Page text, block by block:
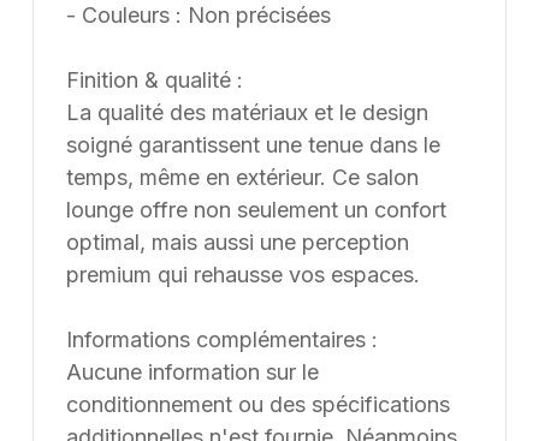
- Couleurs : Non précisées
Finition & qualité :
La qualité des matériaux et le design
soigné garantissent une tenue dans le
temps, même en extérieur. Ce salon
lounge offre non seulement un confort
optimal, mais aussi une perception
premium qui rehausse vos espaces.
Informations complémentaires :
Aucune information sur le
conditionnement ou des spécifications